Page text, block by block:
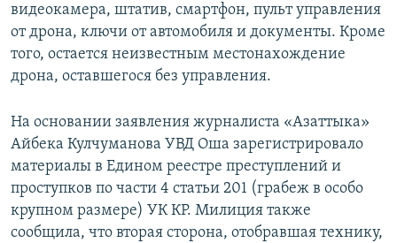
видеокамера, штатив, смартфон, пульт управления
от дрона, ключи от автомобиля и документы. Кроме
того, остается неизвестным местонахождение
дрона, оставшегося без управления.
На основании заявления журналиста «Азаттыка»
Айбека Кулчуманова УВД Оша зарегистрировало
материалы в Едином реестре преступлений и
проступков по части 4 статьи 201 (грабеж в особо
крупном размере) УК КР. Милиция также
сообщила, что вторая сторона, отобравшая технику,